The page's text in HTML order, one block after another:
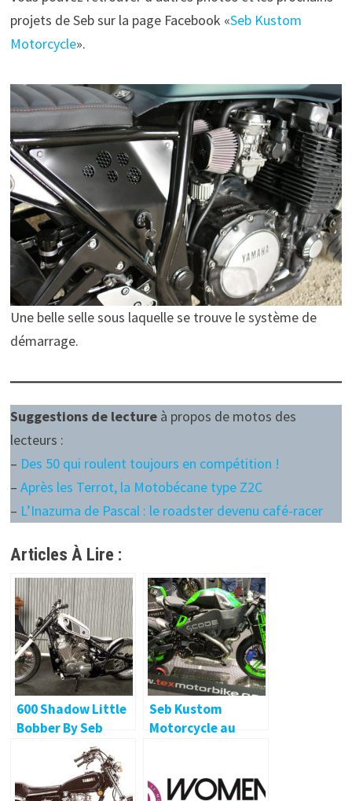
projets de Seb sur la page Facebook «Seb Kustom
Motorcycle».
Une belle selle sous laquelle se trouve le système de
démarrage.
Suggestions de lectureà propos de motos des
lecteurs :
– Des 50 qui roulent toujours en compétition !
– Après les Terrot, la Motobécane type Z2C
– L’Inazuma de Pascal : le roadster devenu café-racer
Articles À Lire :
600 Shadow Little
Bobber By Seb
Motorcycle
Seb Kustom
Motorcycle au